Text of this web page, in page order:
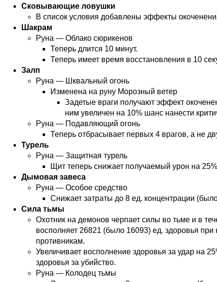
Сковывающие ловушки
В список условия добавлены эффекты
Шакрам
Руна — Облако сюрикенов
Теперь длится 10 минут.
Теперь имеет время восстановления в 10
Залп
Руна — Шквальный огонь
Изменена на руну Морозный ветер
Задетые враги получают эффект
ним увеличен на 10% шанс нанести
Руна — Подавляющий огонь
Теперь отбрасывает первых 4 врагов, а не
Турель
Руна — Защитная турель
Щит теперь снижает получаемый урон на
Дымовая завеса
Руна — Особое средство
Снижает затраты до 8 ед. концентрации
Сила тьмы
Охотник на демонов черпает силы во тьме и в
восполняет 26821 (было 16093) ед. здоровья при
противникам.
Увеличивает восполнение здоровья за удар на
здоровья за убийство.
Руна — Колодец тьмы